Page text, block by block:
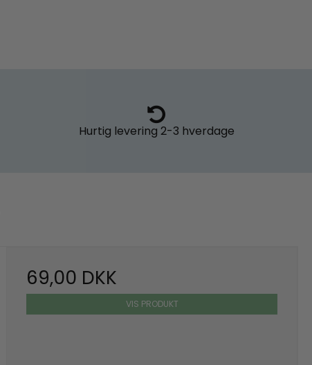
Hurtig levering 2-3 hverdage
69,00 DKK
VIS PRODUKT